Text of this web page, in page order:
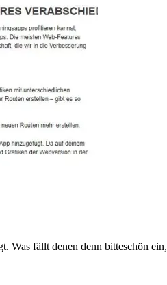
Was fällt denen denn bitteschön ein,